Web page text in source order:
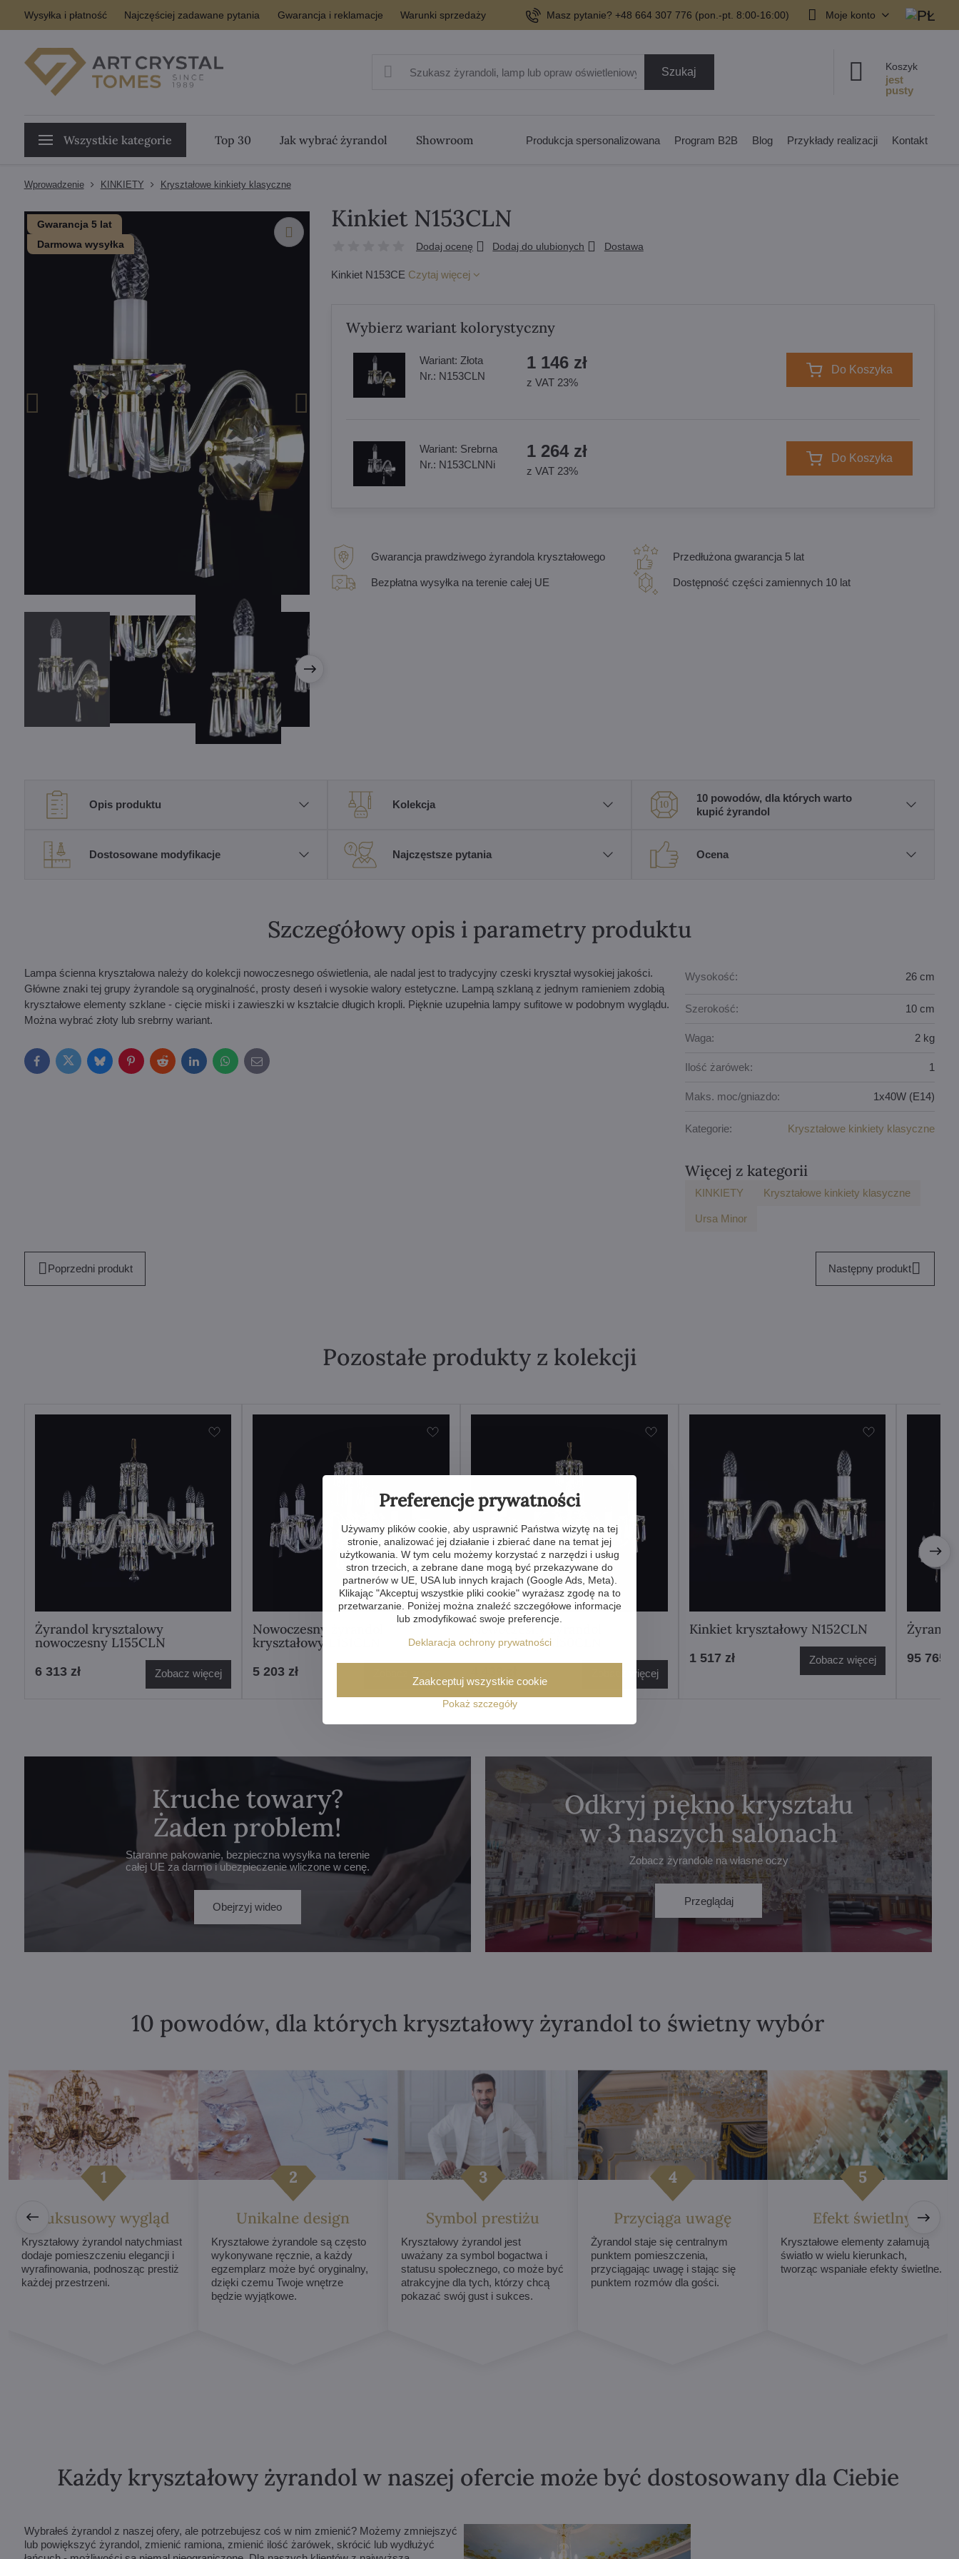
Wysyłka i płatność Najczęściej zadawane pytania Gwarancja i reklamacje Warunki sprzedaży Masz pytanie? +48 664 307 776 (pon.-pt. 8:00-16:00) Moje konto
Szukaj Koszyk
Wszystkie kategorie Top 30 Jak wybrać żyrandol Showroom Produkcja spersonalizowana Program B2B Blog Przykłady realizacji Kontakt
Wprowadzenie KINKIETY Kryształowe kinkiety klasyczne
Gwarancja 5 lat
Darmowa wysyłka
Kinkiet N153CLN
Dodaj ocenę Dodaj do ulubionych Dostawa
Kinkiet N153CE Czytaj więcej
Wybierz wariant kolorystyczny
Wariant: Złota
Nr.: N153CLN
1 146 zł
z VAT 23%
Do Koszyka
Wariant: Srebrna
Nr.: N153CLNNi
1 264 zł
z VAT 23%
Do Koszyka
Gwarancja prawdziwego żyrandola kryształowego
Bezpłatna wysyłka na terenie całej UE
Przedłużona gwarancja 5 lat
Dostępność części zamiennych 10 lat
Opis produktu Kolekcja
10 powodów, dla których warto
kupić żyrandol
Dostosowane modyfikacje Najczęstsze pytania Ocena
Szczegółowy opis i parametry produktu
Lampa ścienna kryształowa należy do kolekcji nowoczesnego oświetlenia, ale nadal jest to tradycyjny czeski kryształ wysokiej jakości.
Główne znaki tej grupy żyrandole są oryginalność, prosty deseń i wysokie walory estetyczne. Lampą szklaną z jednym ramieniem zdobią
kryształowe elementy szklane - cięcie miski i zawieszki w kształcie długich kropli. Pięknie uzupełnia lampy sufitowe w podobnym wyglądu.
Można wybrać złoty lub srebrny wariant.
FacebookTwitterBlueskyPinterestRedditLinkedInWhatsApp
E-
mail
Wysokość: 26 cm
Szerokość: 10 cm
Waga: 2 kg
Ilość żarówek: 1
Maks. moc/gniazdo: 1x40W (E14)
Kategorie: Kryształowe kinkiety klasyczne
Więcej z kategorii
KINKIETY Kryształowe kinkiety klasyczne
Ursa Minor
Poprzedni produkt Następny produkt
Pozostałe produkty z kolekcji
Żyrandol krysztalowy
nowoczesny L155CLN
6 313 zł Zobacz więcej
Nowoczesny żyrandol
kryształowy L151CLN
5 203 zł
Nowoczesny żyrandol
kryształowy L150CLN
Zobacz więcej
Kinkiet kryształowy N152CLN
1 517 zł Zobacz więcej 95 765
Kruche towary?
Żaden problem!
Staranne pakowanie, bezpieczna wysyłka na terenie
całej UE za darmo i ubezpieczenie wliczone w cenę.
Obejrzyj wideo
Odkryj piękno kryształu
w 3 naszych salonach
Zobacz żyrandole na własne oczy
Przeglądaj
10 powodów, dla których kryształowy żyrandol to świetny wybór
Luksusowy wygląd
Kryształowy żyrandol natychmiast
dodaje pomieszczeniu elegancji i
wyrafinowania, podnosząc prestiż
każdej przestrzeni.
Unikalne design
Kryształowe żyrandole są często
wykonywane ręcznie, a każdy
egzemplarz może być oryginalny,
dzięki czemu Twoje wnętrze
będzie wyjątkowe.
Symbol prestiżu
Kryształowy żyrandol jest
uważany za symbol bogactwa i
statusu społecznego, co może być
atrakcyjne dla tych, którzy chcą
pokazać swój gust i sukces.
Przyciąga uwagę
Żyrandol staje się centralnym
punktem pomieszczenia,
przyciągając uwagę i stając się
punktem rozmów dla gości.
Efekt świetlny
Kryształowe elementy załamują
światło w wielu kierunkach,
tworząc wspaniałe efekty świetlne.
Każdy kryształowy żyrandol w naszej ofercie może być dostosowany dla Ciebie
Wybrałeś żyrandol z naszej ofery, ale potrzebujesz coś w nim zmienić? Możemy zmniejszyć
lub powiększyć żyrandol, zmienić ramiona, zmienić ilość żarówek, skrócić lub wydłużyć
Preferencje prywatności
Używamy plików cookie, aby usprawnić Państwa wizytę na tej
stronie, analizować jej działanie i zbierać dane na temat jej
użytkowania. W tym celu możemy korzystać z narzędzi i usług
stron trzecich, a zebrane dane mogą być przekazywane do
partnerów w UE, USA lub innych krajach (Google Ads, Meta).
Klikając "Akceptuj wszystkie pliki cookie" wyrażasz zgodę na to
przetwarzanie. Poniżej można znaleźć szczegółowe informacje
lub zmodyfikować swoje preferencje.
Deklaracja ochrony prywatności
Pokaż szczegóły
Zaakceptuj wszystkie cookie